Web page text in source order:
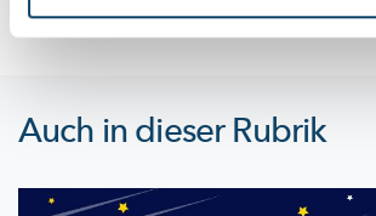
Auch in dieser Rubrik